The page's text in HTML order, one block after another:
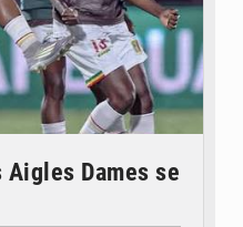
Dames se